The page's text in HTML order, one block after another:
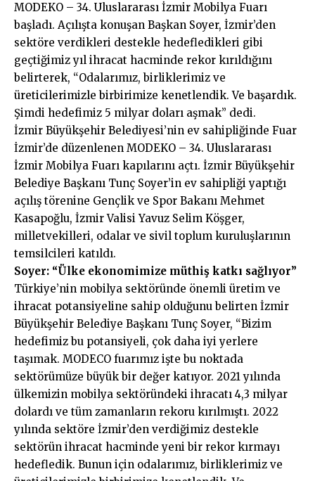
MODEKO – 34. Uluslararası İzmir Mobilya Fuarı
başladı. Açılışta konuşan Başkan Soyer, İzmir’den
sektöre verdikleri destekle hedefledikleri gibi
geçtiğimiz yıl ihracat hacminde rekor kırıldığını
belirterek, “Odalarımız, birliklerimiz ve
üreticilerimizle birbirimize kenetlendik. Ve başardık.
Şimdi hedefimiz 5 milyar doları aşmak” dedi.
İzmir Büyükşehir Belediyesi’nin ev sahipliğinde Fuar
İzmir’de düzenlenen MODEKO – 34. Uluslararası
İzmir Mobilya Fuarı kapılarını açtı. İzmir Büyükşehir
Belediye Başkanı Tunç Soyer’in ev sahipliği yaptığı
açılış törenine Gençlik ve Spor Bakanı Mehmet
Kasapoğlu, İzmir Valisi Yavuz Selim Köşger,
milletvekilleri, odalar ve sivil toplum kuruluşlarının
temsilcileri katıldı.
Soyer: “Ülke ekonomimize müthiş katkı sağlıyor”
Türkiye’nin mobilya sektöründe önemli üretim ve
ihracat potansiyeline sahip olduğunu belirten İzmir
Büyükşehir Belediye Başkanı Tunç Soyer, “Bizim
hedefimiz bu potansiyeli, çok daha iyi yerlere
taşımak. MODECO fuarımız işte bu noktada
sektörümüze büyük bir değer katıyor. 2021 yılında
ülkemizin mobilya sektöründeki ihracatı 4,3 milyar
dolardı ve tüm zamanların rekoru kırılmıştı. 2022
yılında sektöre İzmir’den verdiğimiz destekle
sektörün ihracat hacminde yeni bir rekor kırmayı
hedefledik. Bunun için odalarımız, birliklerimiz ve